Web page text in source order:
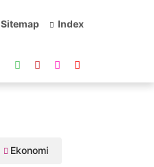
Sitemap Index
Ekonomi